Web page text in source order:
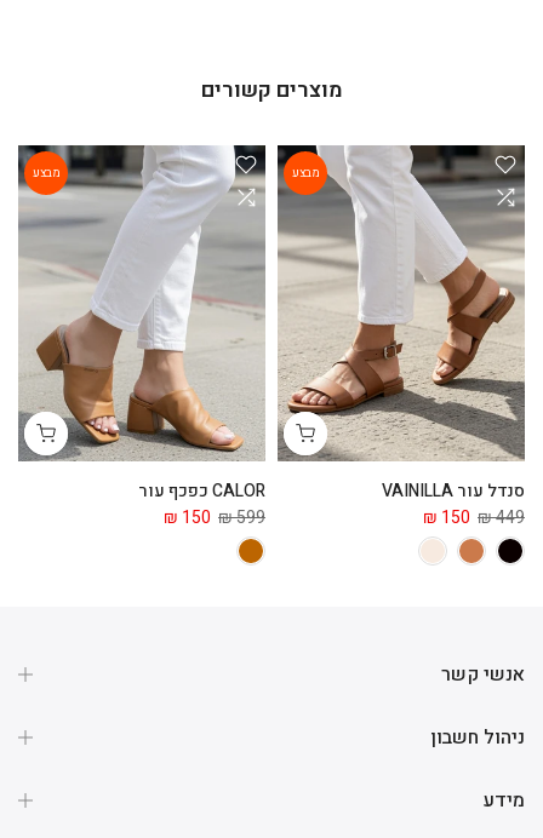
מוצרים קשורים
מבצע
סנדל עור VAINILLA
449 ₪
150 ₪
מבצע
CALOR כפכף עור
599 ₪
150 ₪
אנשי קשר
ניהול חשבון
מידע